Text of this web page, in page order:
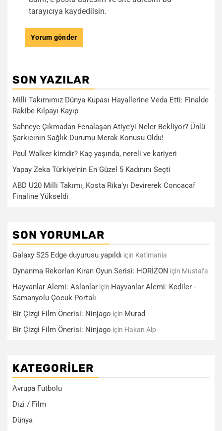
tarayıcıya kaydedilsin.
SON YAZILAR
Milli Takımımız Dünya Kupası Hayallerine Veda Etti: Finalde
Rakibe Kılpayı Kayıp
Sahneye Çıkmadan Fenalaşan Atiye’yi Neler Bekliyor? Ünlü
Şarkıcının Sağlık Durumu Merak Konusu Oldu!
Paul Walker kimdir? Kaç yaşında, nereli ve kariyeri
Yapay Zeka Türkiye’nin En Güzel 5 Kadınını Seçti
ABD U20 Milli Takımı, Kosta Rika’yı Devirerek Concacaf
Finaline Yükseldi
SON YORUMLAR
Galaxy S25 Edge duyurusu yapıldı için Katimania
Oynanma Rekorları Kıran Oyun Serisi: HORİZON için Mustafa
Hayvanlar Alemi: Aslanlar için Hayvanlar Alemi: Kediler -
Samanyolu Çocuk Portalı
Bir Çizgi Film Önerisi: Ninjago için Murad
Bir Çizgi Film Önerisi: Ninjago için Hakan Alp
KATEGORILER
Avrupa Futbolu
Dizi / Film
Dünya